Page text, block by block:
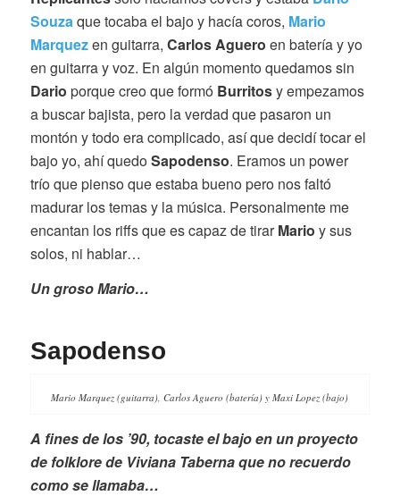
Souzaque tocaba el bajo y hacía coros, Mario
Marquezen guitarra, Carlos Aguero en batería y yo
en guitarra y voz. En algún momento quedamos sin
Dario porque creo que formó Burritosy empezamos
a buscar bajista, pero la verdad que pasaron un
montón y todo era complicado, así que decidí tocar el
bajo yo, ahí quedoSapodenso. Eramos un power
trío que pienso que estaba bueno pero nos faltó
madurar los temas y la música. Personalmente me
encantan los riffs que es capaz de tirarMario y sus
solos, ni hablar…
Un groso Mario…
Sapodenso
Mario Marquez (guitarra), Carlos Aguero (batería) y Maxi Lopez (bajo)
A fines de los ’90, tocaste el bajo en un proyecto
de folklore de Viviana Taberna que no recuerdo
como se llamaba…